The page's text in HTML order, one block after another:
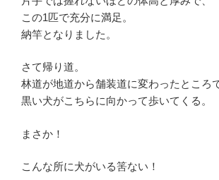
この1匹で充分に満足。
納竿となりました。
さて帰り道。
林道が地道から舗装道に変わったところで
黒い犬がこちらに向かって歩いてくる。
まさか！
こんな所に犬がいる筈ない！